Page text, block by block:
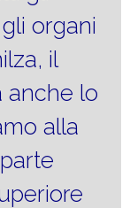
organi
il
anche lo
alla